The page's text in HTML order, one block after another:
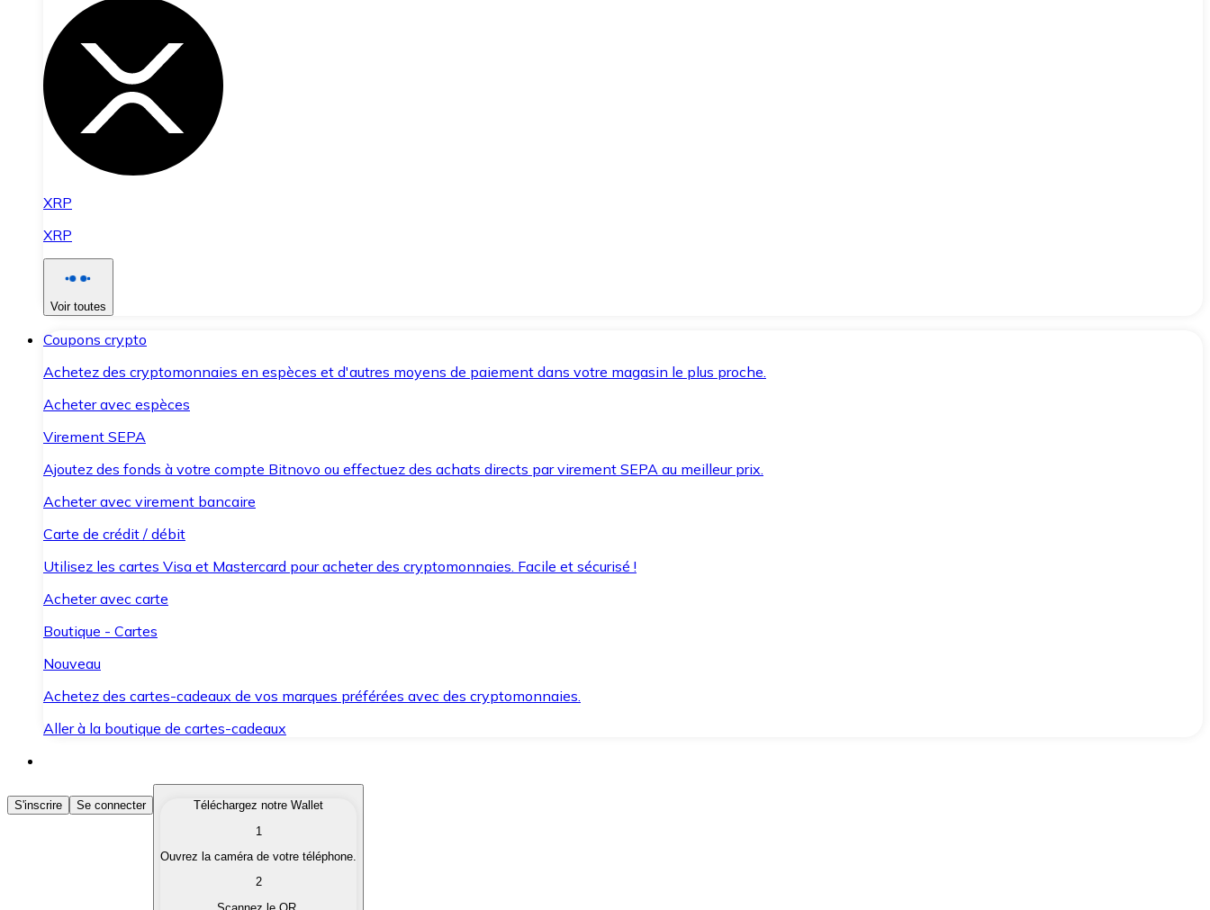
XRP
XRP
Voir toutes
Coupons crypto
Achetez des cryptomonnaies en espèces et d'autres moyens de paiement dans votre magasin le plus proche.
Acheter avec espèces
Virement SEPA
Ajoutez des fonds à votre compte Bitnovo ou effectuez des achats directs par virement SEPA au meilleur prix.
Acheter avec virement bancaire
Carte de crédit / débit
Utilisez les cartes Visa et Mastercard pour acheter des cryptomonnaies. Facile et sécurisé !
Acheter avec carte
Boutique - Cartes
Nouveau
Achetez des cartes-cadeaux de vos marques préférées avec des cryptomonnaies.
Aller à la boutique de cartes-cadeaux
Acheter des Cryptomonnaies
Achetez les cryptomonnaies qui vous intéressent rapidement et en toute sécurité.
Convertissez vos cryptomonnaies en monnaie fiduciaire lorsque vous en avez besoin.
S'inscrire Se connecter
Téléchargez notre Wallet
1
Ouvrez la caméra de votre téléphone.
2